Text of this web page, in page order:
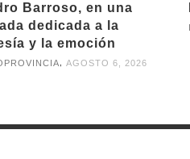
Barroso, en una
dedicada a la
y la emoción
, AGOSTO 6, 2026